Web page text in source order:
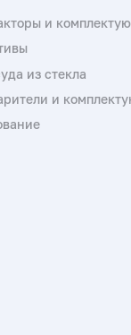
и
из стекла
и